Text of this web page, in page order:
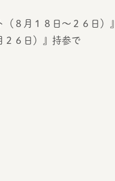
８月１８日〜２６日）』
２６日）』持参で